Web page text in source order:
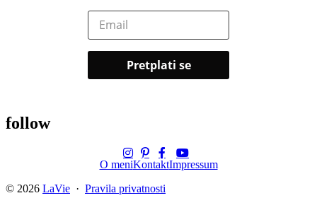
follow
O meniKontaktImpressum
© 2026 LaVie · Pravila privatnosti